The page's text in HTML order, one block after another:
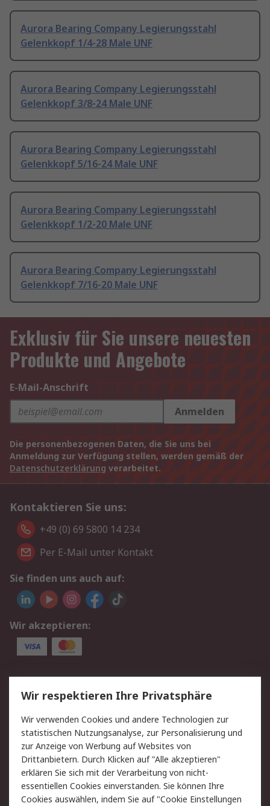
Aurora Bearing Company Legierungsstahl
Gelenkkopf 1/4-28 Male UNF
Aurora Bearing Company Legierungsstahl
Gelenkkopf 3/8-24 Male UNF
Aurora Bearing Company Legierungsstahl
Gelenkkopf 5/16-24 Male UNF
Aurora Bearing Company Legierungsstahl
Gelenkkopf 1/2-20 Male UNF
Aurora Bearing Company Legierungsstahl
Gelenkkopf 7/16-20 Male UNF
Exklusiv für Sie unsere neuesten
Produkte und Angebote
E-Mail-Anschrift
Anmelden
Die personenbezogenen Daten, die Sie uns bei
Anmeldung zur Verfügung stellen, werden gemäß der
Datenschutzerklärung verarbeitet.
Kontaktieren Sie uns:
+49 (0) 69 5800 14 234
Per E-Mail unter Kontakt
Sie finden uns auch auf:
Wir akzeptieren:
Service
Value Added Services
Lieferlösungen
Rücksendungen
Kontakt
Hilfe
Privatkunden
Rechtliches
AGB
Datenschutz
Wir respektieren Ihre Privatsphäre
Wir verwenden Cookies und andere Technologien zur
statistischen Nutzungsanalyse, zur Personalisierung und
zur Anzeige von Werbung auf Websites von
Drittanbietern. Durch Klicken auf "Alle akzeptieren"
erklären Sie sich mit der Verarbeitung von nicht-
essentiellen Cookies einverstanden. Sie können Ihre
Cookies auswählen, indem Sie auf "Cookie Einstellungen